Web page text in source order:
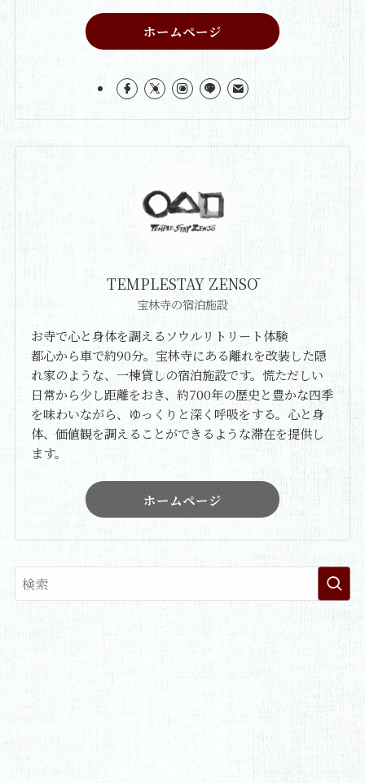
ホームページ
TEMPLESTAY ZENSŌ
宝林寺の宿泊施設
お寺で心と身体を調えるソウルリトリート体験
都心から車で約90分。宝林寺にある離れを改装した隠
れ家のような、一棟貸しの宿泊施設です。慌ただしい
日常から少し距離をおき、約700年の歴史と豊かな四季
を味わいながら、ゆっくりと深く呼吸をする。心と身
体、価値観を調えることができるような滞在を提供し
ます。
ホームページ